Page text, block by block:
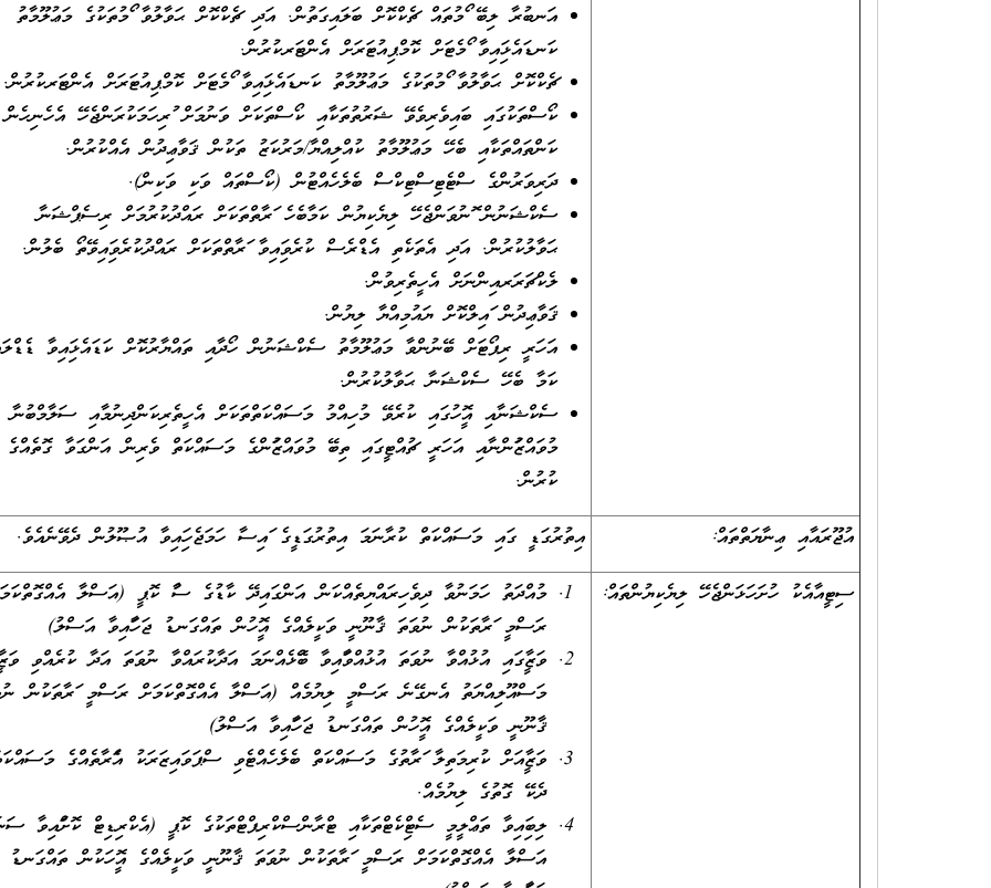
އަނބުރާ ލިބޭ ފޯމުތައް ޗެކްކޮށް ބަލައިގަތުން. އަދި ޗެކްކޮށް ޙަވާލުވާ ފޯމުތަކުގެ މަޢުލޫމާތު
ކަނޑައެޅިފައިވާ ފޯމެޓަށް ކޮމްޕިއުޓަރަށް އެންޓަރކުރުން.
ޗެކްކޮށް ޙަވާލުވާ ފޯމުތަކުގެ މަޢުލޫމާތު ކަނޑައެޅިފައިވާ ފޯމެޓަށް ކޮމްޕިއުޓަރަށް އެންޓަރކުރުން.
ކޯސްތަކުގައި ބައިވެރިވެވޭ ޝަރުތުތަކާއި ކޯސްތަކަށް ވަނުމަށް ފުރިހަމަކުރަންޖެހޭ އެހެނިހެން
ކަންތައްތަކާއި ބެހޭ މަޢުލޫމާތު ކުއްލިއްޔާ/މަރުކަޒު ތަކުން ޤަވާޢިދުން އެއްކުރުން.
ދަރިވަރުންގެ ސްޓެޓިސްޓިކްސް ބެލެހެއްޓުން (ކޯސްތައް ވަކި ވަކިން).
ސެކްޝަނުން ފޮނުވަންޖެހޭ ލިޔެކިޔުން ކަމާބެހެ ފަރާތްތަކަށް ރައްދުކުރުމަށް ރިސެޕްޝަނާ
ޙަވާލުކުރުން. އަދި އެތަކެތި އެޑްރެސް ކުރެވިފައިވާ ފަރާތްތަކަށް ރައްދުކުރެވިފައިވޭތޯ ބެލުން.
ލެކްޗަރަރއިންނަށް އެހީތެރިވުން.
ޤަވާޢިދުން ފައިލްކޮށް ޔައުމިއްޔާ ލިޔުން.
އަހަރީ ރިޕޯޓަށް ބޭނުންވާ މަޢުލޫމާތު ސެކްޝަނުން ހޯދާއި ތައްޔާރުކޮށް ކަޑައެޅިފައިވާ
ކަމާ ބެހޭ ސެކްޝަނާ ޙަވާލުކުރުން.
ސެކްޝަނާއި އޮފީހުގައި ކުރެވޭ މުހިއްމު މަސައްކަތްތަކަށް އެހީތެރިކަންދިނުމާއި ސަލާމްބުނާ
މުވައްޒަފުންނާއި އަހަރީ ޗުއްޓީގައި ތިބޭ މުވައްޒަފުންގެ މަސައްކަތް ވެރިން އަންގަވާ
ކުރުން.
އުޖޫރައާއި ޢިނާޔަތްތައް:
އިތުރުގަޑީ ގައި މަސައްކަތް ކުރާނަމަ އިތުރުގަޑީގެ ފައިސާ ހަމަޖެހިފައިވާ އުޞޫލުން ދެވޭނެއެވެ.
ސިޓީއާއެކު ހުށަހަޅަންޖެހޭ ލިޔެކިޔުންތައް:
މުއްދަތު ހަމަނުވާ ދިވެހިރައްޔިތެއްކަން އަންގައިދޭ ކާޑުގެ ސާފު ކޮޕީ (އަސްލާ
ރަސްމީ ފަރާތަކުން ނުވަތަ ޤާނޫނީ ވަކީލެއްގެ އޮފީހުން ތައްގަނޑު ޖަހާފައިވާ އަސްލު)
ވަޒީފާގައި އުޅުއްވާ ނުވަތަ އުޅުއްވާފައިވާ ބޭފުޅެއްނަމަ އަދާކުރައްވާ ނުވަތަ އަދާ ކުރެއްވި
މަސްއޫލިއްޔަތު އެނގޭނެ ރަސްމީ ލިޔުމެއް (އަސްލާ އެއްގޮތްކަމަށް ރަސްމީ ފަރާތަކުން
ޤާނޫނީ ވަކީލެއްގެ އޮފީހުން ތައްގަނޑު ޖަހާފައިވާ އަސްލު)
ވަޒީފާއަށް ކުރިމަތިލާ ފަރާތުގެ މަސައްކަތް ބެލެހެއްޓެވި ސްޕަވައިޒަރަކު އެފަރާތެއްގެ
ދެކޭ ގޮތުގެ ލިޔުމެއް.
ލިބިފައިވާ ތަޢްލީމީ ސެޓްފިކެޓްތަކާއި ޓްރާންސްކްރިޕްޓްތަކުގެ ކޮޕީ (އެކްރިޑިޓް ކޮށްފައިވާ
އަސްލާ އެއްގޮތްކަމަށް ރަސްމީ ފަރާތަކުން ނުވަތަ ޤާނޫނީ ވަކީލެއްގެ އޮފީހަކުން ތައްގަނޑު